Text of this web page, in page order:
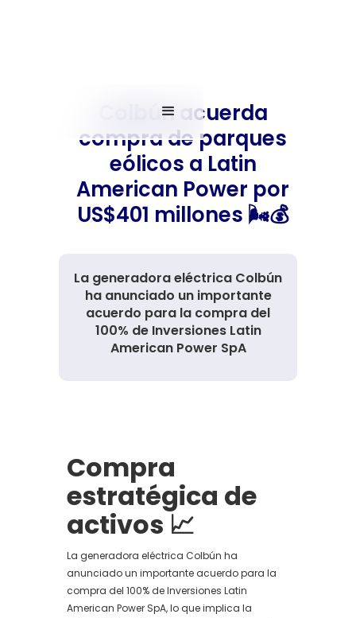
Colbún acuerda
compra de parques
eólicos a Latin
American Power por
US$401 millones 🌬️💰
La generadora eléctrica Colbún
ha anunciado un importante
acuerdo para la compra del
100% de Inversiones Latin
American Power SpA
Compra
estratégica de
activos 📈
La generadora eléctrica Colbún ha
anunciado un importante acuerdo para la
compra del 100% de Inversiones Latin
American Power SpA, lo que implica la